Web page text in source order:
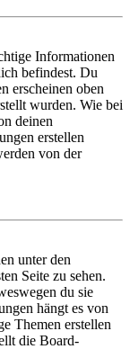
Informationen
befindest. Du
erscheinen oben
wurden. Wie bei
deinen
erstellen
von der
unter den
Seite zu sehen.
du sie
hängt es von
Themen erstellen
die Board-